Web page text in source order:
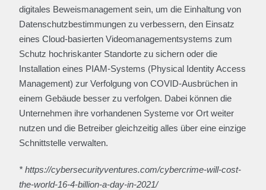
digitales Beweismanagement sein, um die Einhaltung von
Datenschutzbestimmungen zu verbessern, den Einsatz
eines Cloud-basierten Videomanagementsystems zum
Schutz hochriskanter Standorte zu sichern oder die
Installation eines PIAM-Systems (Physical Identity Access
Management) zur Verfolgung von COVID-Ausbrüchen in
einem Gebäude besser zu verfolgen. Dabei können die
Unternehmen ihre vorhandenen Systeme vor Ort weiter
nutzen und die Betreiber gleichzeitig alles über eine einzige
Schnittstelle verwalten.
* https://cybersecurityventures.com/cybercrime-will-cost-
the-world-16-4-billion-a-day-in-2021/